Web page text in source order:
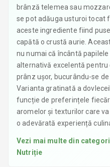
brânză telemea sau
se pot adăuga usturoi tocat
aceste ingrediente fiind
capătă o crustă aurie.
nu numai că încântă
alternativă excelentă pentru
prânz ușor, bucurându-se
Varianta gratinată a
funcție de preferințele
aromelor și texturilor care
o adevărată experiență
Vezi mai multe din
Nutriție